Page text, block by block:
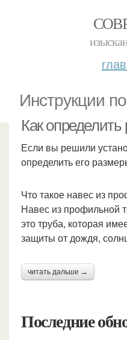
Инструкции
Как
Если вы решили
определить его
Что такое навес из
Навес из профильной
это труба, которая
защиты от дождя,
читать дальше →
Последние